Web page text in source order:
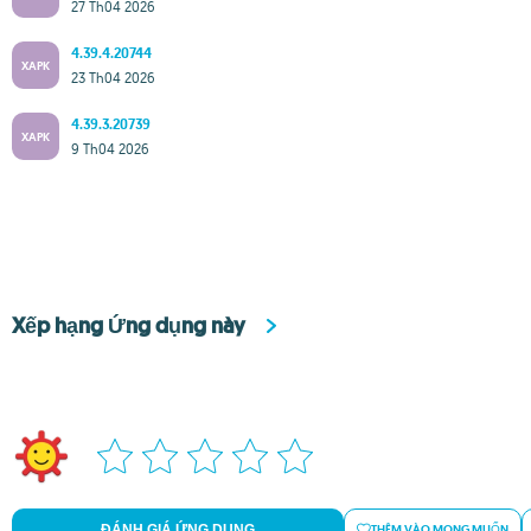
27 Th04 2026
XAPK
4.39.4.20744
23 Th04 2026
XAPK
4.39.3.20739
9 Th04 2026
Xếp hạng Ứng dụng này